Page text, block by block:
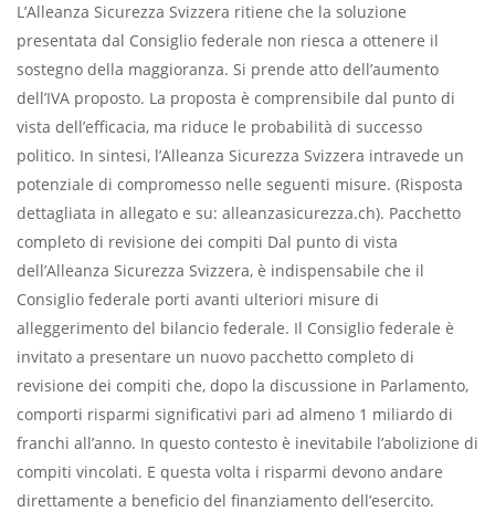
L’Alleanza Sicurezza Svizzera ritiene che la soluzione
presentata dal Consiglio federale non riesca a ottenere il
sostegno della maggioranza. Si prende atto dell’aumento
dell’IVA proposto. La proposta è comprensibile dal punto di
vista dell’efficacia, ma riduce le probabilità di successo
politico. In sintesi, l’Alleanza Sicurezza Svizzera intravede un
potenziale di compromesso nelle seguenti misure. (Risposta
dettagliata in allegato e su: alleanzasicurezza.ch). Pacchetto
completo di revisione dei compiti Dal punto di vista
dell’Alleanza Sicurezza Svizzera, è indispensabile che il
Consiglio federale porti avanti ulteriori misure di
alleggerimento del bilancio federale. Il Consiglio federale è
invitato a presentare un nuovo pacchetto completo di
revisione dei compiti che, dopo la discussione in Parlamento,
comporti risparmi significativi pari ad almeno 1 miliardo di
franchi all’anno. In questo contesto è inevitabile l’abolizione di
compiti vincolati. E questa volta i risparmi devono andare
direttamente a beneficio del finanziamento dell’esercito.